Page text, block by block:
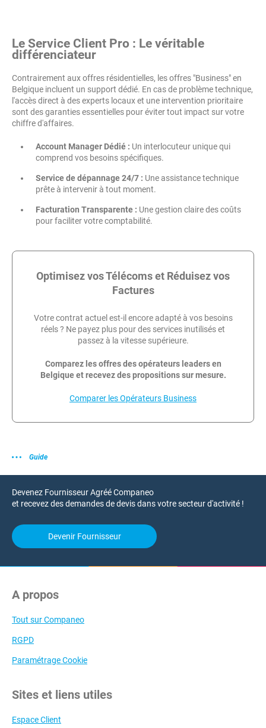
Le Service Client Pro : Le véritable
différenciateur
Contrairement aux offres résidentielles, les offres "Business" en
Belgique incluent un support dédié. En cas de problème technique,
l'accès direct à des experts locaux et une intervention prioritaire
sont des garanties essentielles pour éviter tout impact sur votre
chiffre d'affaires.
Account Manager Dédié : Un interlocuteur unique qui
comprend vos besoins spécifiques.
Service de dépannage 24/7 : Une assistance technique
prête à intervenir à tout moment.
Facturation Transparente : Une gestion claire des coûts
pour faciliter votre comptabilité.
Optimisez vos Télécoms et Réduisez vos
Factures
Votre contrat actuel est-il encore adapté à vos besoins
réels ? Ne payez plus pour des services inutilisés et
passez à la vitesse supérieure.
Comparez les offres des opérateurs leaders en
Belgique et recevez des propositions sur mesure.
Comparer les Opérateurs Business
Guide
Devenez Fournisseur Agréé Companeo
et recevez des demandes de devis dans votre secteur d'activité !
Devenir Fournisseur
A propos
Tout sur Companeo
RGPD
Paramétrage Cookie
Sites et liens utiles
Espace Client